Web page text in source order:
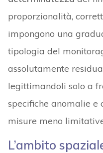
proporzionalità,
impongono una
tipologia del
assolutamente
legittimandoli solo a
specifiche anomalie e
misure meno
L’ambito